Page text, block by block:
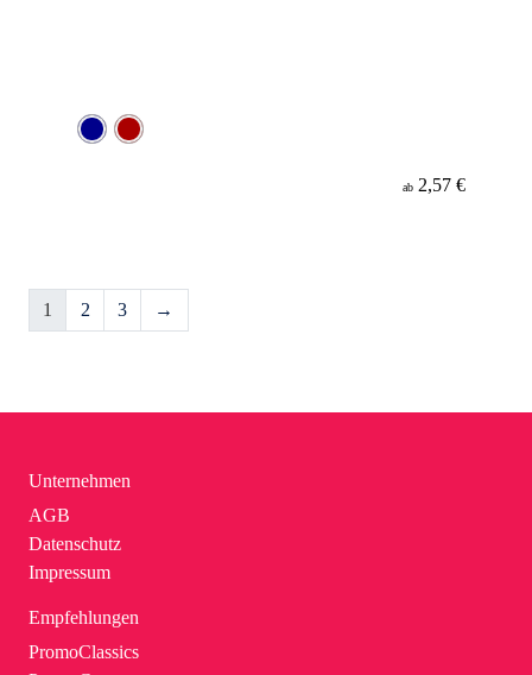
ab 2,57 €
1 2 3 →
Unternehmen
AGB
Datenschutz
Impressum
Empfehlungen
PromoClassics